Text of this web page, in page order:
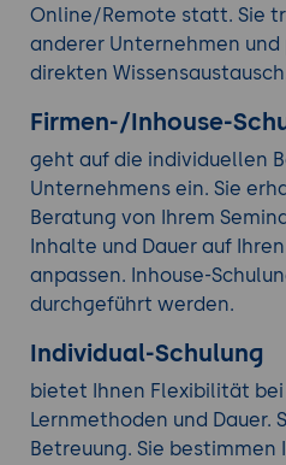
Online/Remote statt. Sie
anderer Unternehmen
direkten
Firmen-/Inhouse-
geht auf die individuellen
Unternehmens ein. Sie
Beratung von Ihrem
Inhalte und Dauer auf
anpassen. Inhouse-
durchgeführt werden.
Individual-Schulung
bietet Ihnen Flexibilität
Lernmethoden und Dauer.
Betreuung. Sie bestimmen